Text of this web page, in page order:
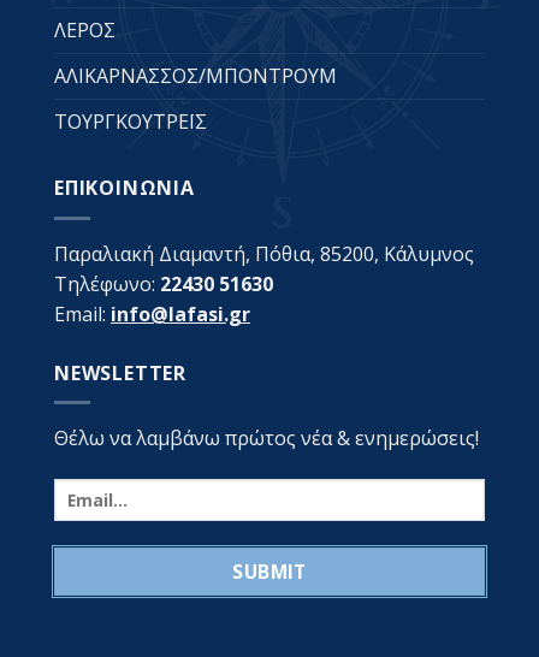
ΛΕΡΟΣ
ΑΛΙΚΑΡΝΑΣΣΟΣ/ΜΠΟΝΤΡΟΥΜ
ΤΟΥΡΓΚΟΥΤΡΕΪΣ
ΕΠΙΚΟΙΝΩΝΙΑ
Παραλιακή Διαμαντή, Πόθια, 85200, Κάλυμνος
Τηλέφωνο: 22430 51630
Email: info@lafasi.gr
NEWSLETTER
Θέλω να λαμβάνω πρώτος νέα & ενημερώσεις!